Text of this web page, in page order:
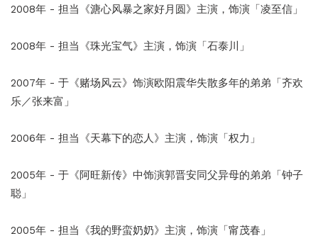
2008年 - 担当《溏心风暴之家好月圆》主演，饰演「凌至信」
2008年 - 担当《珠光宝气》主演，饰演「石泰川」
2007年 - 于《赌场风云》饰演欧阳震华失散多年的弟弟「齐欢
乐／张来富」
2006年 - 担当《天幕下的恋人》主演，饰演「权力」
2005年 - 于《阿旺新传》中饰演郭晋安同父异母的弟弟「钟子
聪」
2005年 - 担当《我的野蛮奶奶》主演，饰演「甯茂春」